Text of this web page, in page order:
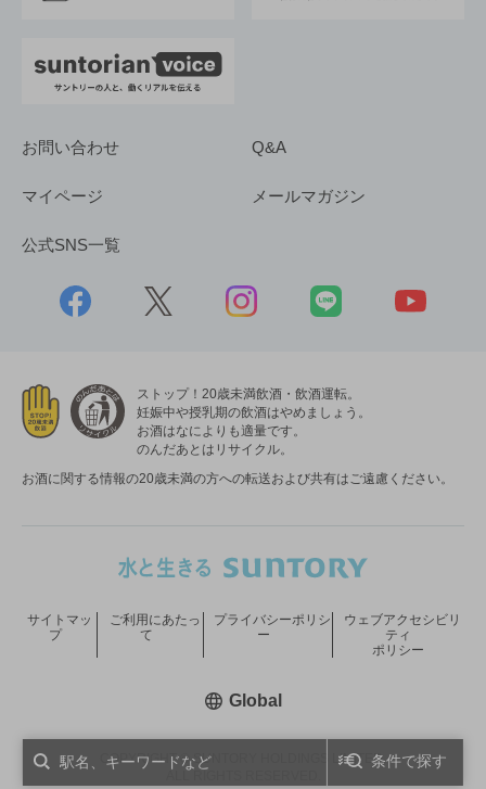
条件で探す
お問い合わせ Q&A
マイページ メールマガジン
公式SNS一覧
ストップ！20歳未満飲酒・飲酒運転。
妊娠中や授乳期の飲酒はやめましょう。
お酒はなによりも適量です。
のんだあとはリサイクル。
お酒に関する情報の20歳未満の方への転送および共有はご遠慮ください。
COPYRIGHT © SUNTORY HOLDINGS LIMITED.
サイトマッ
プ
ご利用にあたっ
て
プライバシーポリシ
ー
ウェブアクセシビリ
ティ
ポリシー
Global新しいウィンドウで開く